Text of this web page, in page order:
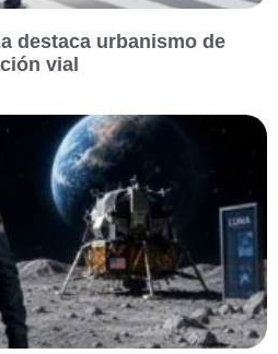
destaca urbanismo de
vial